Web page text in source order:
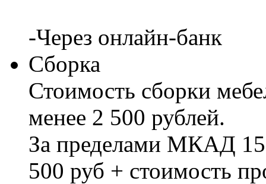
-Через онлайн-банк
Сборка
Стоимость сборки
менее 2 500 рублей.
За пределами МКАД
500 руб + стоимость